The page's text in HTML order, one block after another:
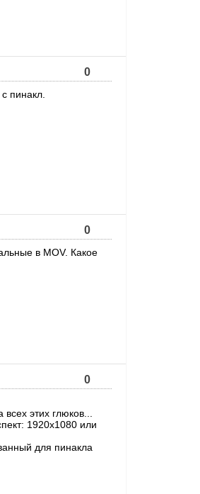
0
пинакл.
0
в MOV. Какое
0
этих глюков...
1920x1080 или
для пинакла